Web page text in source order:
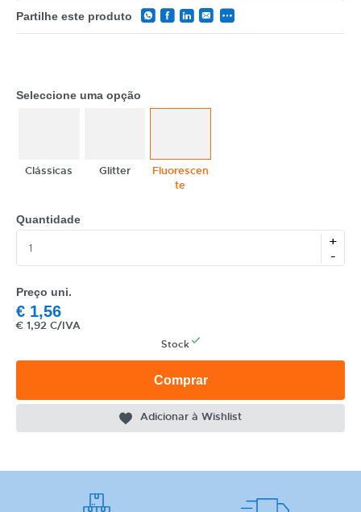
Partilhe este produto
Seleccione uma opção
Clássicas Glitter
Fluorescen
te
Quantidade
+
-
Preço uni.
€ 1,56
€ 1,92 C/IVA
Stock
Comprar
Adicionar à Wishlist